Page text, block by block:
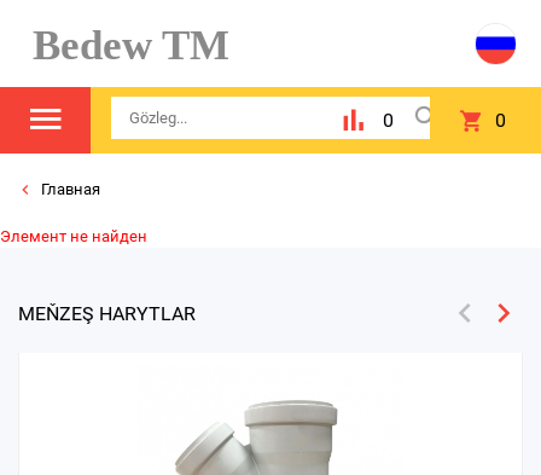
Bedew TM
0 0
Главная
Элемент не найден
MEŇZEŞ HARYTLAR